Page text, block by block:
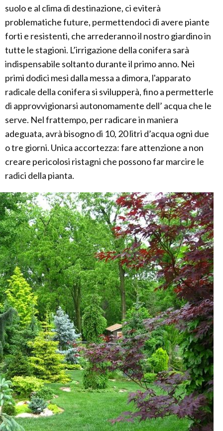
suolo e al clima di destinazione, ci eviterà
problematiche future, permettendoci di avere piante
forti e resistenti, che arrederanno il nostro giardino in
tutte le stagioni. L’irrigazione della conifera sarà
indispensabile soltanto durante il primo anno. Nei
primi dodici mesi dalla messa a dimora, l'apparato
radicale della conifera si svilupperà, fino a permetterle
di approvvigionarsi autonomamente dell’ acqua che le
serve. Nel frattempo, per radicare in maniera
adeguata, avrà bisogno di 10, 20 litri d’acqua ogni due
o tre giorni. Unica accortezza: fare attenzione a non
creare pericolosi ristagni che possono far marcire le
radici della pianta.